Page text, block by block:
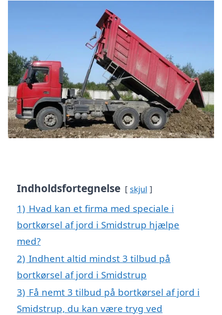
Indholdsfortegnelse skjul
1) Hvad kan et firma med speciale i
bortkørsel af jord i Smidstrup hjælpe
med?
2) Indhent altid mindst 3 tilbud på
bortkørsel af jord i Smidstrup
3) Få nemt 3 tilbud på bortkørsel af jord i
Smidstrup, du kan være tryg ved